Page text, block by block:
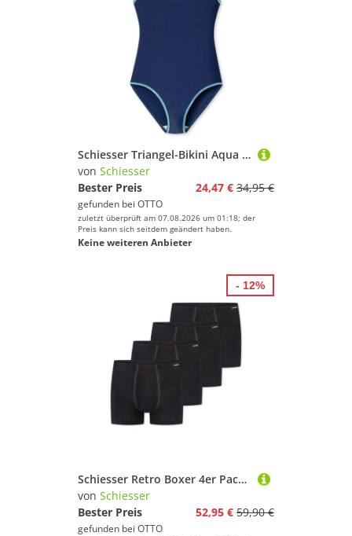
Schiesser Triangel-Bikini Aqua Teens Schwimmanzug, Einteiler, Bademode
von Schiesser
Bester Preis
24,47 € 34,95 €
gefunden bei OTTO
zuletzt überprüft am 07.08.2026 um 01:18; der
Preis kann sich seitdem geändert haben.
Keine weiteren Anbieter
Schiesser Retro Boxer 4er Pack Cotton Essentials (Spar-Set, 4-St) Retro Short / Pant - Baumwolle - ohne Eingriff
von Schiesser
Bester Preis
52,95 € 59,90 €
gefunden bei OTTO
- 12%